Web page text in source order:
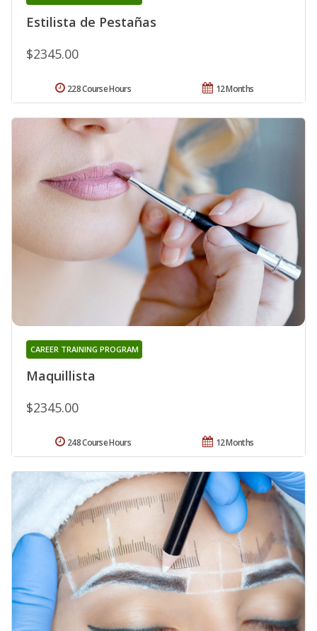
Estilista de Pestañas
$2345.00
12 Months
228 Course Hours
Maquillista
CAREER TRAINING PROGRAM
$2345.00
12 Months
248 Course Hours